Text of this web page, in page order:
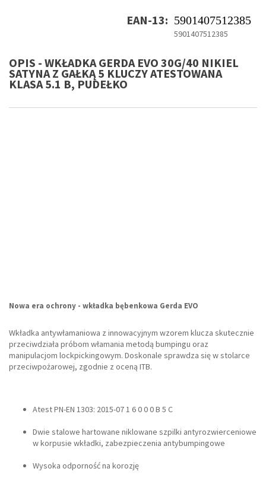
EAN-13: 5901407512385
5901407512385
OPIS - WKŁADKA GERDA EVO 30G/40 NIKIEL
SATYNA Z GAŁKĄ 5 KLUCZY ATESTOWANA
KLASA 5.1 B, PUDEŁKO
Nowa era ochrony - wkładka bębenkowa Gerda EVO
Wkładka antywłamaniowa z innowacyjnym wzorem klucza skutecznie
przeciwdziała próbom włamania metodą bumpingu oraz
manipulacjom lockpickingowym. Doskonale sprawdza się w stolarce
przeciwpożarowej, zgodnie z oceną ITB.
Atest PN-EN 1303: 2015-07 1 6 0 0 0 B 5 C
Dwie stalowe hartowane niklowane szpilki antyrozwierceniowe
w korpusie wkładki, zabezpieczenia antybumpingowe
Wysoka odporność na korozję